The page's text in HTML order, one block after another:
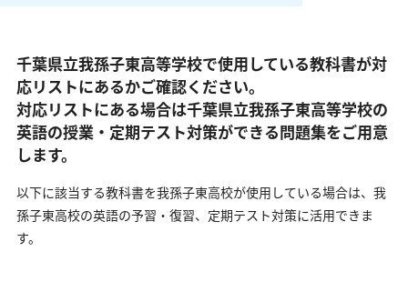
千葉県立我孫子東高等学校で使用している教科書が対
応リストにあるかご確認ください。
対応リストにある場合は千葉県立我孫子東高等学校の
英語の授業・定期テスト対策ができる問題集をご用意
します。
以下に該当する教科書を我孫子東高校が使用している場合は、 我
孫子東高校の英語の予習・復習、定期テスト対策に活用できま
す。